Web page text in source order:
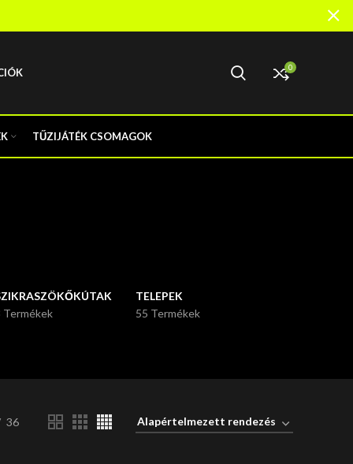
0
TŰZIJÁTÉK CSOMAGOK
Termékek
TELEPEK
55 Termékek
36